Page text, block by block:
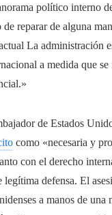
político interno
reparar de alguna
La administración
a medida que
de Estados
como «necesaria y
con el derecho
legítima defensa. El
a manos de una